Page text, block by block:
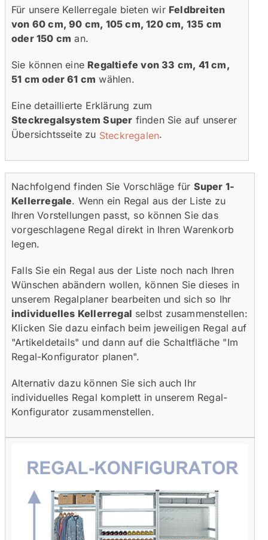
Für unsere Kellerregale bieten wir Feldbreiten
von 60 cm, 90 cm, 105 cm, 120 cm, 135 cm
oder 150 cm an.
Sie können eine Regaltiefe von 33 cm, 41 cm,
51 cm oder 61 cm wählen.
Eine detaillierte Erklärung zum
Steckregalsystem Super finden Sie auf unserer
Übersichtsseite zu Steckregalen.
Nachfolgend finden Sie Vorschläge für Super 1-
Kellerregale. Wenn ein Regal aus der Liste zu
Ihren Vorstellungen passt, so können Sie das
vorgeschlagene Regal direkt in Ihren Warenkorb
legen.
Falls Sie ein Regal aus der Liste noch nach Ihren
Wünschen abändern wollen, können Sie dieses in
unserem Regalplaner bearbeiten und sich so Ihr
individuelles Kellerregal selbst zusammenstellen:
Klicken Sie dazu einfach beim jeweiligen Regal auf
"Artikeldetails" und dann auf die Schaltfläche "Im
Regal-Konfigurator planen".
Alternativ dazu können Sie sich auch Ihr
individuelles Regal komplett in unserem Regal-
Konfigurator zusammenstellen.